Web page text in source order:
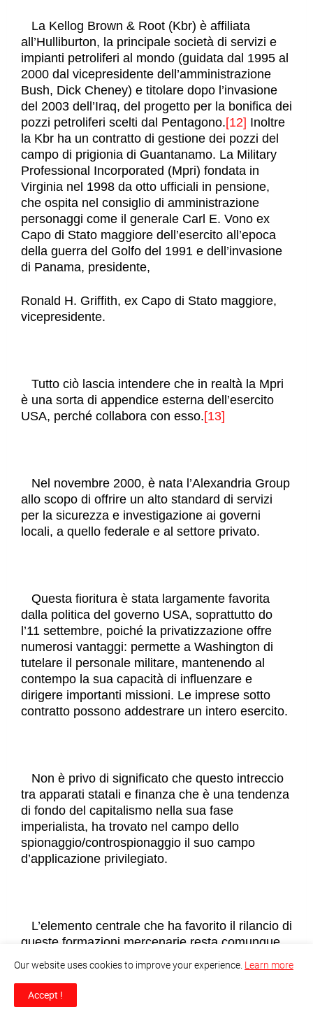
La Kellog Brown & Root (Kbr) è affiliata
all’Hulliburton, la principale società di servizi e
impianti petroliferi al mondo (guidata dal 1995 al
2000 dal vicepresidente dell’amministrazione
Bush, Dick Cheney) e titolare dopo l’invasione
del 2003 dell’Iraq, del progetto per la bonifica dei
pozzi petroliferi scelti dal Pentagono.[12] Inoltre
la Kbr ha un contratto di gestione dei pozzi del
campo di prigionia di Guantanamo. La Military
Professional Incorporated (Mpri) fondata in
Virginia nel 1998 da otto ufficiali in pensione,
che ospita nel consiglio di amministrazione
personaggi come il generale Carl E. Vono ex
Capo di Stato maggiore dell’esercito all’epoca
della guerra del Golfo del 1991 e dell’invasione
di Panama, presidente,
Ronald H. Griffith, ex Capo di Stato maggiore,
vicepresidente.
Tutto ciò lascia intendere che in realtà la Mpri
è una sorta di appendice esterna dell’esercito
USA, perché collabora con esso.[13]
Nel novembre 2000, è nata l’Alexandria Group
allo scopo di offrire un alto standard di servizi
per la sicurezza e investigazione ai governi
locali, a quello federale e al settore privato.
Questa fioritura è stata largamente favorita
dalla politica del governo USA, soprattutto do
l’11 settembre, poiché la privatizzazione offre
numerosi vantaggi: permette a Washington di
tutelare il personale militare, mantenendo al
contempo la sua capacità di influenzare e
dirigere importanti missioni. Le imprese sotto
contratto possono addestrare un intero esercito.
Non è privo di significato che questo intreccio
tra apparati statali e finanza che è una tendenza
di fondo del capitalismo nella sua fase
imperialista, ha trovato nel campo dello
spionaggio/controspionaggio il suo campo
d’applicazione privilegiato.
L’elemento centrale che ha favorito il rilancio di
queste formazioni mercenarie resta comunque
la guerra economica. La centralità dell’uso delle
informazioni per orientare il mercato di borsa o
le fluttuazioni monetarie di questo connubio.
Our website uses cookies to improve your experience. Learn more
Accept !